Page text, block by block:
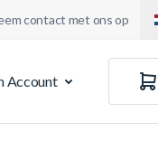
contact met ons op
Account